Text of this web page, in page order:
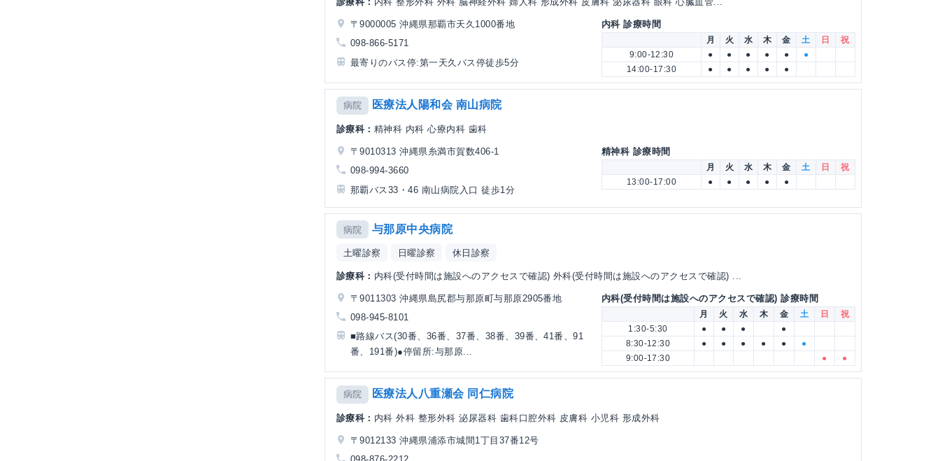
〒9000005 沖縄県那覇市天久1000番地
098-866-5171
最寄りのバス停:第一天久バス停徒歩5分
内科 診療時間
月 火 水 木 金 土 日
祝
9:00-12:30
● ● ● ● ●
●
14:00-17:30
● ● ● ● ●
病院 医療法人陽和会 南山病院
診療科： 精神科 内科 心療内科 歯科
〒9010313 沖縄県糸満市賀数406-1
098-994-3660
那覇バス33・46 南山病院入口 徒歩1分
精神科 診療時間
月 火 水 木 金 土 日
祝
13:00-17:00
● ● ● ● ●
病院 与那原中央病院
土曜診察 日曜診察 休日診察
診療科： 内科(受付時間は施設へのアクセスで確認) 外科(受付時間は施設へのアクセスで確認) ...
〒9011303 沖縄県島尻郡与那原町与那原2905番地
098-945-8101
■路線バス(30番、36番、37番、38番、39番、41番、91
番、191番)●停留所:与那原...
内科(受付時間は施設へのアクセスで確認) 診療時間
月 火 水 木 金 土 日
祝
1:30-5:30
● ● ●
●
8:30-12:30
● ● ● ● ●
●
9:00-17:30
● ●
病院 医療法人八重瀬会 同仁病院
診療科： 内科 外科 整形外科 泌尿器科 歯科口腔外科 皮膚科 小児科 形成外科
〒9012133 沖縄県浦添市城間1丁目37番12号